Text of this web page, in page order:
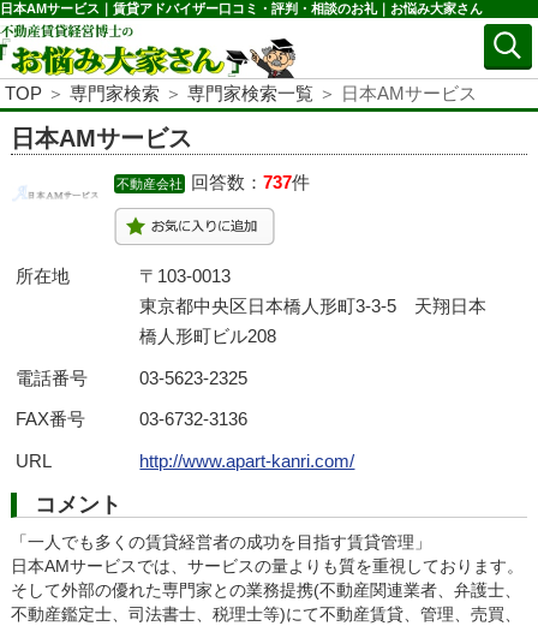
日本AMサービス｜賃貸アドバイザー口コミ・評判・相談のお礼｜お悩み大家さん
TOP ＞専門家検索 ＞専門家検索一覧 ＞ 日本AMサービス
日本AMサービス
不動産会社 回答数： 737件
所在地
〒103-0013
東京都中央区日本橋人形町3-3-5 天翔日本
橋人形町ビル208
電話番号 03-5623-2325
FAX番号 03-6732-3136
URL http://www.apart-kanri.com/
コメント
「一人でも多くの賃貸経営者の成功を目指す賃貸管理」
日本AMサービスでは、サービスの量よりも質を重視しております。
そして外部の優れた専門家との業務提携(不動産関連業者、弁護士、
不動産鑑定士、司法書士、税理士等)にて不動産賃貸、管理、売買、